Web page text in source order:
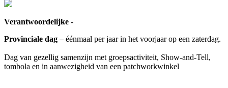
Verantwoordelijke -
Provinciale dag – éénmaal per jaar in het voorjaar op een zaterdag.
Dag van gezellig samenzijn met groepsactiviteit, Show-and-Tell,
tombola en in aanwezigheid van een patchworkwinkel